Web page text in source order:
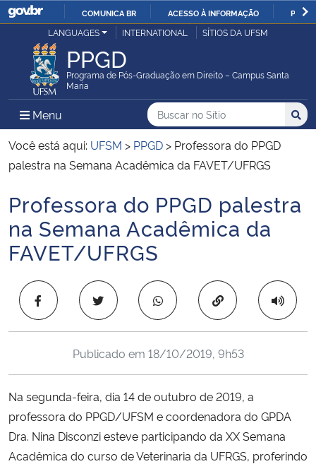
IR
O
COMUNICA BR ACESSO À INFORMAÇÃO
Ministério da Justiça e Segurança Pública
Ministério da Defesa
Ministério das Relações Exteriores
Ministério da Infraestrutura
Ministério da Agricultura, Pecuária e Abastecimento
Ministério da Educação
Ministério de Minas e Energia
Ministério da Ciência, Tecnologia, Inovações e Comunicações
LANGUAGES INTERNATIONAL SÍTIOS DA UFSM
PPGD
Programa de Pós-Graduação em Direito – Campus Santa
Maria
Menu Menu Principal do Sítio
Busca
Buscar no no Sítio
Busca:
Você está aqui: UFSM > PPGD > Professora do PPGD
palestra na Semana Acadêmica da FAVET/UFRGS
Início do conteúdo
Professora do PPGD palestra
na Semana Acadêmica da
FAVET/UFRGS
Copiar para área
Publicado em 18/10/2019, 9h53
Na segunda-feira, dia 14 de outubro de 2019, a
professora do PPGD/UFSM e coordenadora do GPDA
Dra. Nina Disconzi esteve participando da XX Semana
Acadêmica do curso de Veterinaria da UFRGS, proferindo